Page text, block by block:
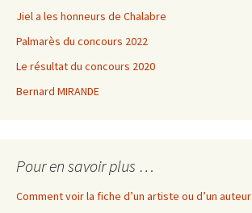
Jiel a les honneurs de Chalabre
Palmarès du concours 2022
Le résultat du concours 2020
Bernard MIRANDE
Pour en savoir plus …
Comment voir la fiche d’un artiste ou d’un auteur